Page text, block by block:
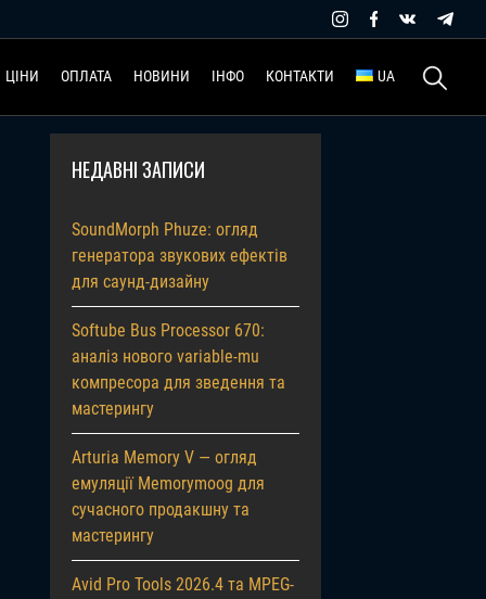
ЦІНИ ОПЛАТА НОВИНИ ІНФО КОНТАКТИ UA Пошук:
НЕДАВНІ ЗАПИСИ
SoundMorph Phuze: огляд
генератора звукових ефектів
для саунд-дизайну
Softube Bus Processor 670:
аналіз нового variable-mu
компресора для зведення та
мастерингу
Arturia Memory V — огляд
емуляції Memorymoog для
сучасного продакшну та
мастерингу
Avid Pro Tools 2026.4 та MPEG-